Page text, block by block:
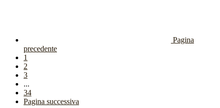
Pagina
precedente
1
2
3
...
34
Pagina successiva